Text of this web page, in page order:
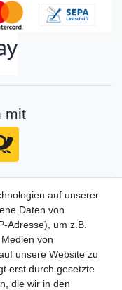
mit
Laufenden
gelesen habe. Meine
auf unserer
Daten von
Adresse), um z.B.
von
unsere Website zu
erst durch gesetzte
die wir in den